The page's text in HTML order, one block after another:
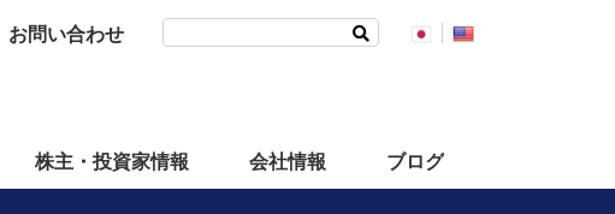
お問い合わせ
株主・投資家情報 会社情報 ブログ